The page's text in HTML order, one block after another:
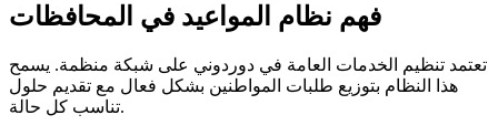
فهم نظام المواعيد في المحافظات
تعتمد تنظيم الخدمات العامة في دوردوني على شبكة منظمة. يسمح
هذا النظام بتوزيع طلبات المواطنين بشكل فعال مع تقديم حلول
تناسب كل حالة.